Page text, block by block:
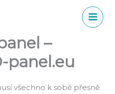
–
panel.eu
všechno k sobě přesně